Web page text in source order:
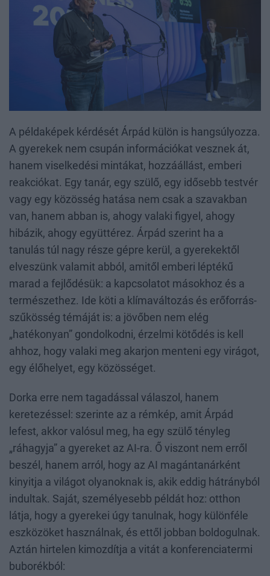
A példaképek kérdését Árpád külön is hangsúlyozza.
A gyerekek nem csupán információkat vesznek át,
hanem viselkedési mintákat, hozzáállást, emberi
reakciókat. Egy tanár, egy szülő, egy idősebb testvér
vagy egy közösség hatása nem csak a szavakban
van, hanem abban is, ahogy valaki figyel, ahogy
hibázik, ahogy együttérez. Árpád szerint ha a
tanulás túl nagy része gépre kerül, a gyerekektől
elveszünk valamit abból, amitől emberi léptékű
marad a fejlődésük: a kapcsolatot másokhoz és a
természethez. Ide köti a klímaváltozás és erőforrás-
szűkösség témáját is: a jövőben nem elég
„hatékonyan” gondolkodni, érzelmi kötődés is kell
ahhoz, hogy valaki meg akarjon menteni egy virágot,
egy élőhelyet, egy közösséget.
Dorka erre nem tagadással válaszol, hanem
keretezéssel: szerinte az a rémkép, amit Árpád
lefest, akkor valósul meg, ha egy szülő tényleg
„ráhagyja” a gyereket az AI-ra. Ő viszont nem erről
beszél, hanem arról, hogy az AI magántanárként
kinyitja a világot olyanoknak is, akik eddig hátrányból
indultak. Saját, személyesebb példát hoz: otthon
látja, hogy a gyerekei úgy tanulnak, hogy különféle
eszközöket használnak, és ettől jobban boldogulnak.
Aztán hirtelen kimozdítja a vitát a konferenciatermi
buborékból: